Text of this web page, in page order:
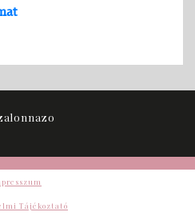
Tájékoztató